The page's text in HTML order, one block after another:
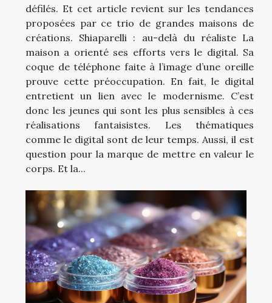
défilés. Et cet article revient sur les tendances
proposées par ce trio de grandes maisons de
créations. Shiaparelli : au-delà du réaliste La
maison a orienté ses efforts vers le digital. Sa
coque de téléphone faite à l’image d’une oreille
prouve cette préoccupation. En fait, le digital
entretient un lien avec le modernisme. C’est
donc les jeunes qui sont les plus sensibles à ces
réalisations fantaisistes. Les thématiques
comme le digital sont de leur temps. Aussi, il est
question pour la marque de mettre en valeur le
corps. Et la...